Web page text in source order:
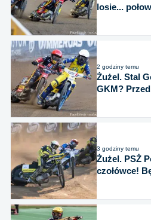
losie...
2 godziny temu
Żużel. Stal
GKM?
3 godziny temu
Żużel. PSŻ
czołówce!